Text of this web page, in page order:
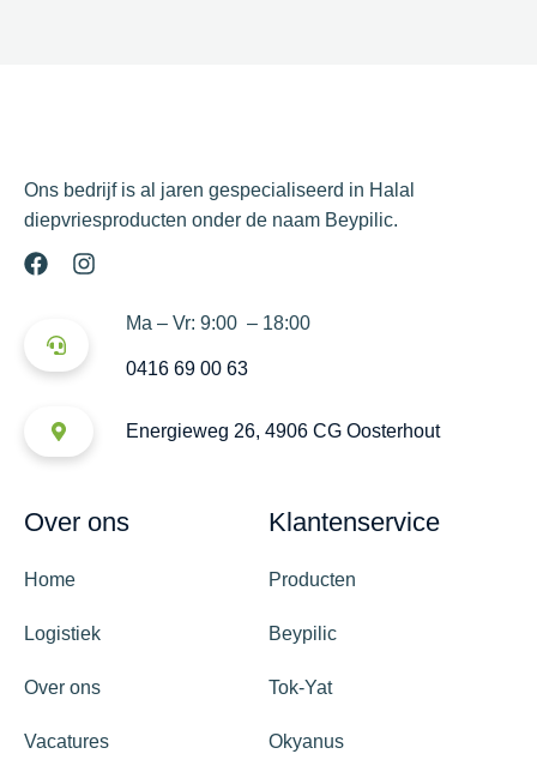
Ons bedrijf is al jaren gespecialiseerd in Halal
diepvriesproducten onder de naam Beypilic.
Ma – Vr: 9:00 – 18:00
0416 69 00 63
Energieweg 26, 4906 CG Oosterhout
Over ons
Home
Logistiek
Over ons
Vacatures
Klantenservice
Producten
Beypilic
Tok-Yat
Okyanus